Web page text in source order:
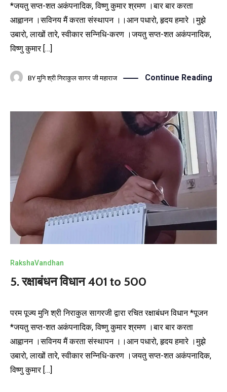
*जयतु सप्त-शत अकंपनादिक, विष्णु कुमार श्रमण ।बार बार करता
आह्वानन ।सविनय मैं करता संस्थापन ।।आन पधारो, हृदय हमारे ।मुझे
उबारो, लाखों तारे, स्वीकार सन्निधि-करण ।जयतु सप्त-शत अकंपनादिक,
विष्णु कुमार […]
BY मुनि श्री निराकुल सागर जी महाराज Continue Reading
RakshaVandhan
5. रक्षाबंधन विधान 401 to 500
परम पूज्य मुनि श्री निराकुल सागरजी द्वारा रचित रक्षाबंधन विधान *पूजन
*जयतु सप्त-शत अकंपनादिक, विष्णु कुमार श्रमण ।बार बार करता
आह्वानन ।सविनय मैं करता संस्थापन ।।आन पधारो, हृदय हमारे ।मुझे
उबारो, लाखों तारे, स्वीकार सन्निधि-करण ।जयतु सप्त-शत अकंपनादिक,
विष्णु कुमार […]